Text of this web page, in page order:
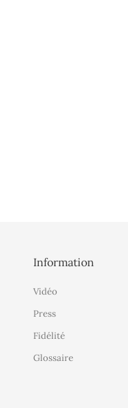
Information
Vidéo
Press
Fidélité
Glossaire